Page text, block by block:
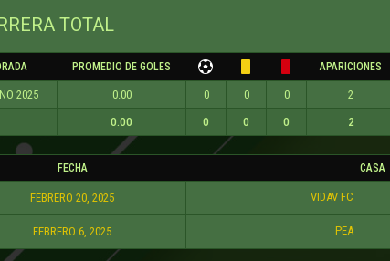
TOTAL
PROMEDIO DE GOLES APARICIONES
2025 0.00 0 0 0 2
0.00 0 0 0 2
FECHA CASA
FEBRERO 20, 2025 VIDAV FC
FEBRERO 6, 2025 PEA